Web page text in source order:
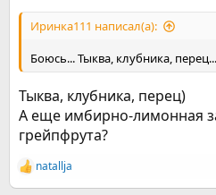
Иринка111 написал(а):
Боюсь... Тыква, клубника, перец...
Тыква, клубника, перец)
А еще имбирно-лимонная
грейпфрута?
Р
е
natallja